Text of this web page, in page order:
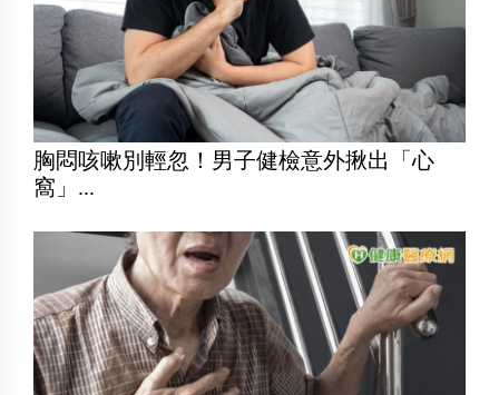
胸悶咳嗽別輕忽！男子健檢意外揪出「心
窩」...